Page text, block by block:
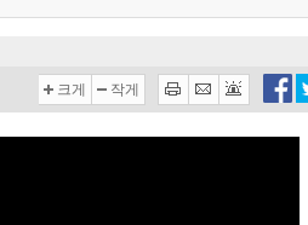
크게 작게